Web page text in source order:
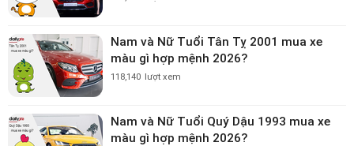
Nam và Nữ Tuổi Tân Tỵ 2001 mua xe
màu gì hợp mệnh 2026?
118,140 lượt xem
Nam và Nữ Tuổi Quý Dậu 1993 mua xe
màu gì hợp mệnh 2026?